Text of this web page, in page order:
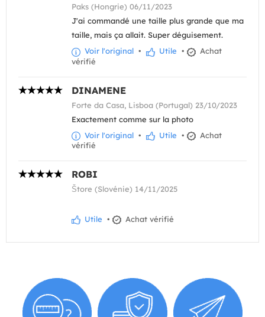
Paks (Hongrie) 06/11/2023
J'ai commandé une taille plus grande que ma
taille, mais ça allait. Super déguisement.
Voir l'original • Utile •
Achat
vérifié
DINAMENE
Forte da Casa, Lisboa (Portugal) 23/10/2023
Exactement comme sur la photo
Voir l'original • Utile •
Achat
vérifié
ROBI
Štore (Slovénie) 14/11/2025
Utile • Achat vérifié